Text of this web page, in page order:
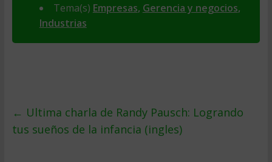
Tema(s) Empresas, Gerencia y negocios,
Industrias
← Ultima charla de Randy Pausch: Logrando
tus sueños de la infancia (ingles)